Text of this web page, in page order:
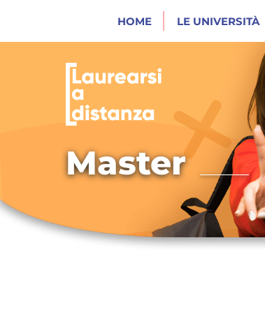
HOME LE UNIVERSITÀ
Master